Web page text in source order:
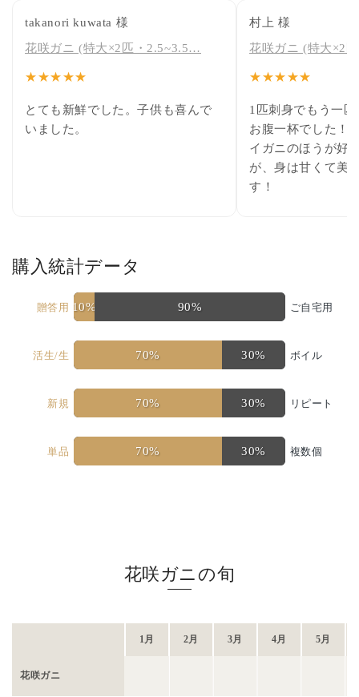
takanori kuwata 様
花咲ガニ (特大×2匹・2.5~3.5…
★★★★★
とても新鮮でした。子供も喜んで
いました。
村上 様
花咲ガニ (特大×2
★★★★★
1匹刺身でもう一
お腹一杯でした！
イガニのほうが好
が、身は甘くて美
す！
購入統計データ
贈答用 10% 90% ご自宅用
活生/生 70% 30% ボイル
新規 70% 30% リピート
単品 70% 30% 複数個
花咲ガニの旬
1月 2月 3月 4月 5月
花咲ガニ